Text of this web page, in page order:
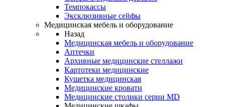
Темпокассы
Эксклюзивные сейфы
Медицинская мебель и оборудование
Назад
Медицинская мебель и оборудование
Аптечки
Архивные медицинские стеллажи
Картотеки медицинские
Кушетка медицинская
Медицинские кровати
Медицинские столики серии MD